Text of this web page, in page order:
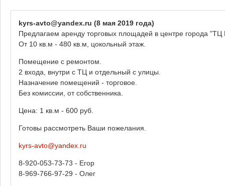
kyrs-avto@yandex.ru (8 мая 2019 года)
Предлагаем аренду торговых площадей в центре города "ТЦ
От 10 кв.м - 480 кв.м, цокольный этаж.
Помещение с ремонтом.
2 входа, внутри с ТЦ и отдельный с улицы.
Назначение помещений - торговое.
Без комиссии, от собственника.
Цена: 1 кв.м - 600 руб.
Готовы рассмотреть Ваши пожелания.
kyrs-avto@yandex.ru
8-920-053-73-73 - Егор
8-969-766-97-29 - Олег